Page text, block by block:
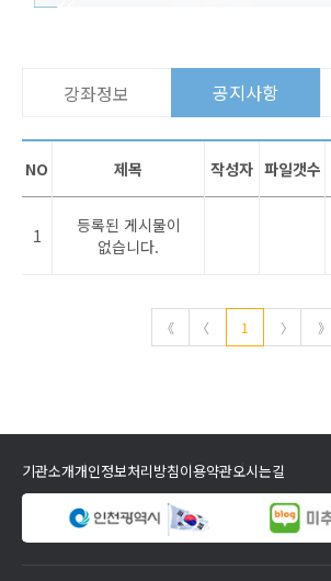
강좌정보 공지사항
NO 제목 작성자 파일갯수
1
등록된 게시물이
없습니다.
《 〈 1 〉 》
기관소개개인정보처리방침이용약관오시는길